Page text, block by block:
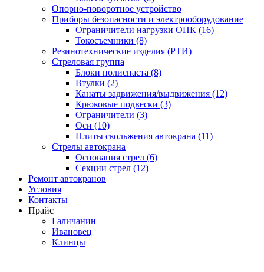
Опорно-поворотное устройство
Приборы безопасности и электрооборудование
Ограничители нагрузки ОНК (16)
Токосъемники (8)
Резинотехнические изделия (РТИ)
Стреловая группа
Блоки полиспаста (8)
Втулки (2)
Канаты задвижения/выдвижения (12)
Крюковые подвески (3)
Ограничители (3)
Оси (10)
Плиты скольжения автокрана (11)
Стрелы автокрана
Основания стрел (6)
Секции стрел (12)
Ремонт автокранов
Условия
Контакты
Прайс
Галичанин
Ивановец
Клинцы